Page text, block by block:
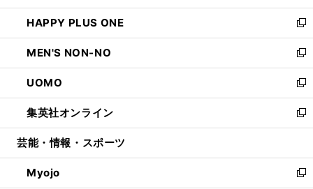
開
く
ウ
で
開
く
ン
ド
ウ
で
開
く
ウ
ィ
ン
ド
ウ
で
開
く
し
い
ウ
ィ
ン
ド
ウ
で
開
HAPPY PLUS ONE
新
し
い
ウ
ィ
ン
ド
ウ
開
く
MEN'S NON-NO
新
し
い
ウ
ィ
ン
ウ
で
UOMO
新
し
い
ウ
ン
ド
集英社オンライン
新
し
ウ
ィ
芸能・情報・スポーツ
Myojo
新